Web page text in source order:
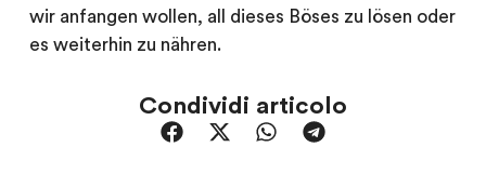
wir anfangen wollen, all dieses Böses zu lösen oder
es weiterhin zu nähren.
Condividi articolo